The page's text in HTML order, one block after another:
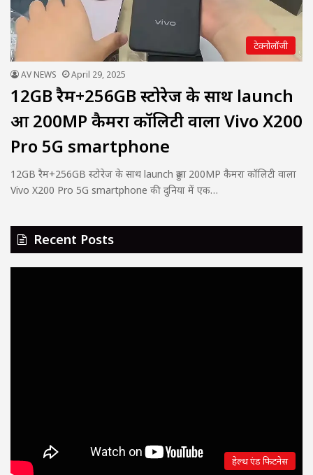
टेक्नोलॉजी
AV NEWS April 29, 2025
12GB रैम+256GB स्टोरेज के साथ launch
हुआ 200MP कैमरा कॉलिटी वाला Vivo X200
Pro 5G smartphone
12GB रैम+256GB स्टोरेज के साथ launch हुआ 200MP कैमरा कॉलिटी वाला
Vivo X200 Pro 5G smartphone की दुनिया में एक…
Recent Posts
हेल्थ एंड फिटनेस